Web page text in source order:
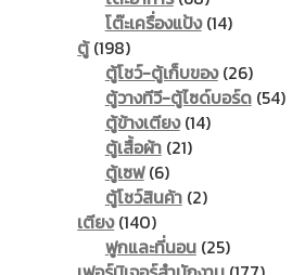
products
โต๊ะเครื่องแป้ง 1414
ตู้ 198198
products
ตู้โชว์-ตู้เก็บของ 2626
products
ตู้วางทีวี-ตู้ไซด์บอร์ด 5454
ตู้ข้างเตียง 1414
ตู้เสื้อผ้า 2121
ตู้เซฟ 66
products
ตู้โชว์สินค้า 22
เตียง 140140
products
ฟูกและที่นอน 2525